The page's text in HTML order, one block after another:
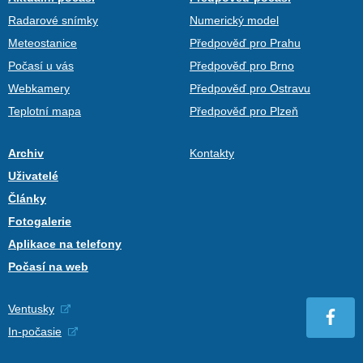
Radarové snímky
Meteostanice
Počasí u vás
Webkamery
Teplotní mapa
Numerický model
Předpověď pro Prahu
Předpověď pro Brno
Předpověď pro Ostravu
Předpověď pro Plzeň
Archiv
Uživatelé
Články
Fotogalerie
Aplikace na telefony
Počasí na web
Kontakty
Ventusky
In-počasie